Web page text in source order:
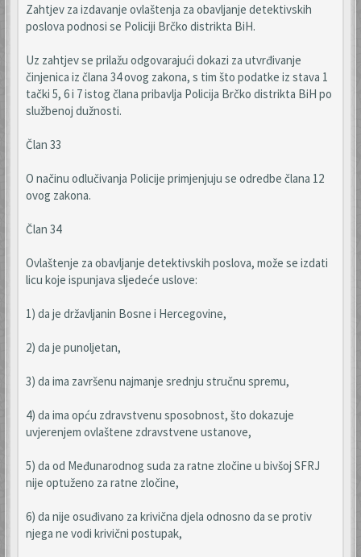
Zahtjev za izdavanje ovlaštenja za obavljanje detektivskih
poslova podnosi se Policiji Brčko distrikta BiH.
Uz zahtjev se prilažu odgovarajući dokazi za utvrđivanje
činjenica iz člana 34 ovog zakona, s tim što podatke iz stava 1
tački 5, 6 i 7 istog člana pribavlja Policija Brčko distrikta BiH po
službenoj dužnosti.
Član 33
O načinu odlučivanja Policije primjenjuju se odredbe člana 12
ovog zakona.
Član 34
Ovlaštenje za obavljanje detektivskih poslova, može se izdati
licu koje ispunjava sljedeće uslove:
1) da je državljanin Bosne i Hercegovine,
2) da je punoljetan,
3) da ima završenu najmanje srednju stručnu spremu,
4) da ima opću zdravstvenu sposobnost, što dokazuje
uvjerenjem ovlaštene zdravstvene ustanove,
5) da od Međunarodnog suda za ratne zločine u bivšoj SFRJ
nije optuženo za ratne zločine,
6) da nije osuđivano za krivična djela odnosno da se protiv
njega ne vodi krivični postupak,